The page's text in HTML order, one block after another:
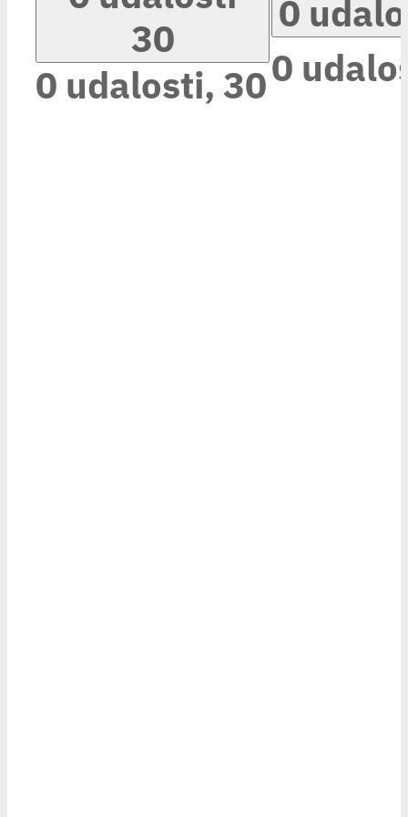
30
0 udalosti, 30
0
0